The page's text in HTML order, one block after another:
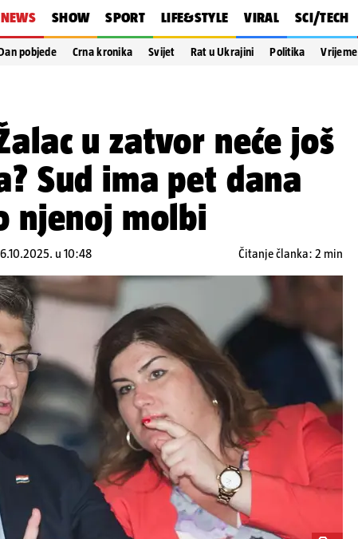
NEWS SHOW SPORT LIFE&STYLE VIRAL SCI/TECH
pobjede Crna kronika Svijet Rat u Ukrajini Politika Vrijeme
u zatvor neće još
Sud ima pet dana
njenoj molbi
u 10:48 Čitanje članka: 2 min